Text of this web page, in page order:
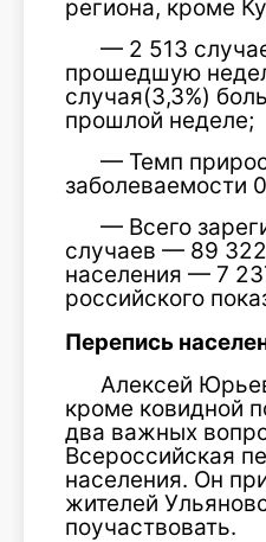
региона, кроме
— 2 513
прошедшую
случая(3,3%)
прошлой неделе;
— Темп
заболеваемости
— Всего
случаев — 89
населения — 7
российского
Перепись
Алексей
кроме ковидной
два важных
Всероссийская
населения. Он
жителей
поучаствовать.